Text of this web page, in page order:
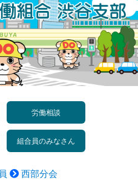
労働相談
組合員のみなさん
西部分会